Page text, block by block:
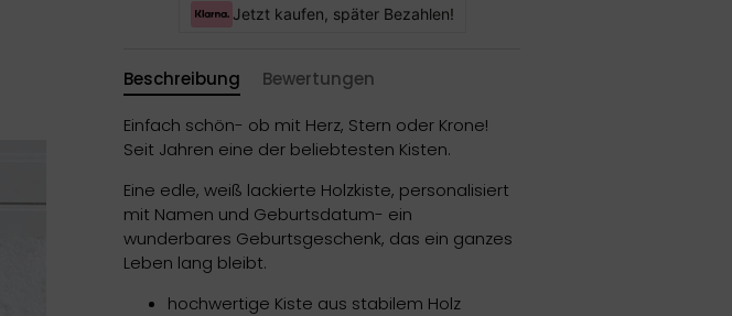
Jetzt kaufen, später Bezahlen!
Beschreibung
Bewertungen
Einfach schön- ob mit Herz, Stern oder Krone!
Seit Jahren eine der beliebtesten Kisten.
Eine edle, weiß lackierte Holzkiste, personalisiert
mit Namen und Geburtsdatum- ein
wunderbares Geburtsgeschenk, das ein ganzes
Leben lang bleibt.
hochwertige Kiste aus stabilem Holz